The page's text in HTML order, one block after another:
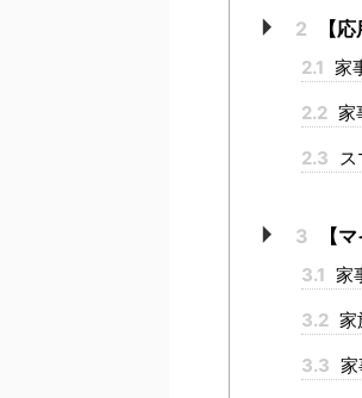
2 【
2.1 家
2.2 家
2.3
3 【
3.1 家
3.2 家
3.3